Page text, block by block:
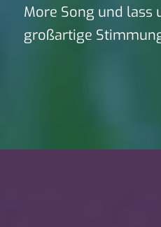
More Song und lass
großartige